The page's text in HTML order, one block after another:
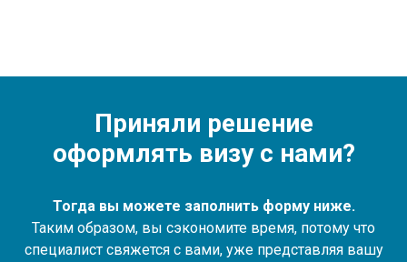
Приняли решение
оформлять визу с нами?
Тогда вы можете заполнить форму ниже.
Таким образом, вы сэкономите время, потому что
специалист свяжется с вами, уже представляя вашу